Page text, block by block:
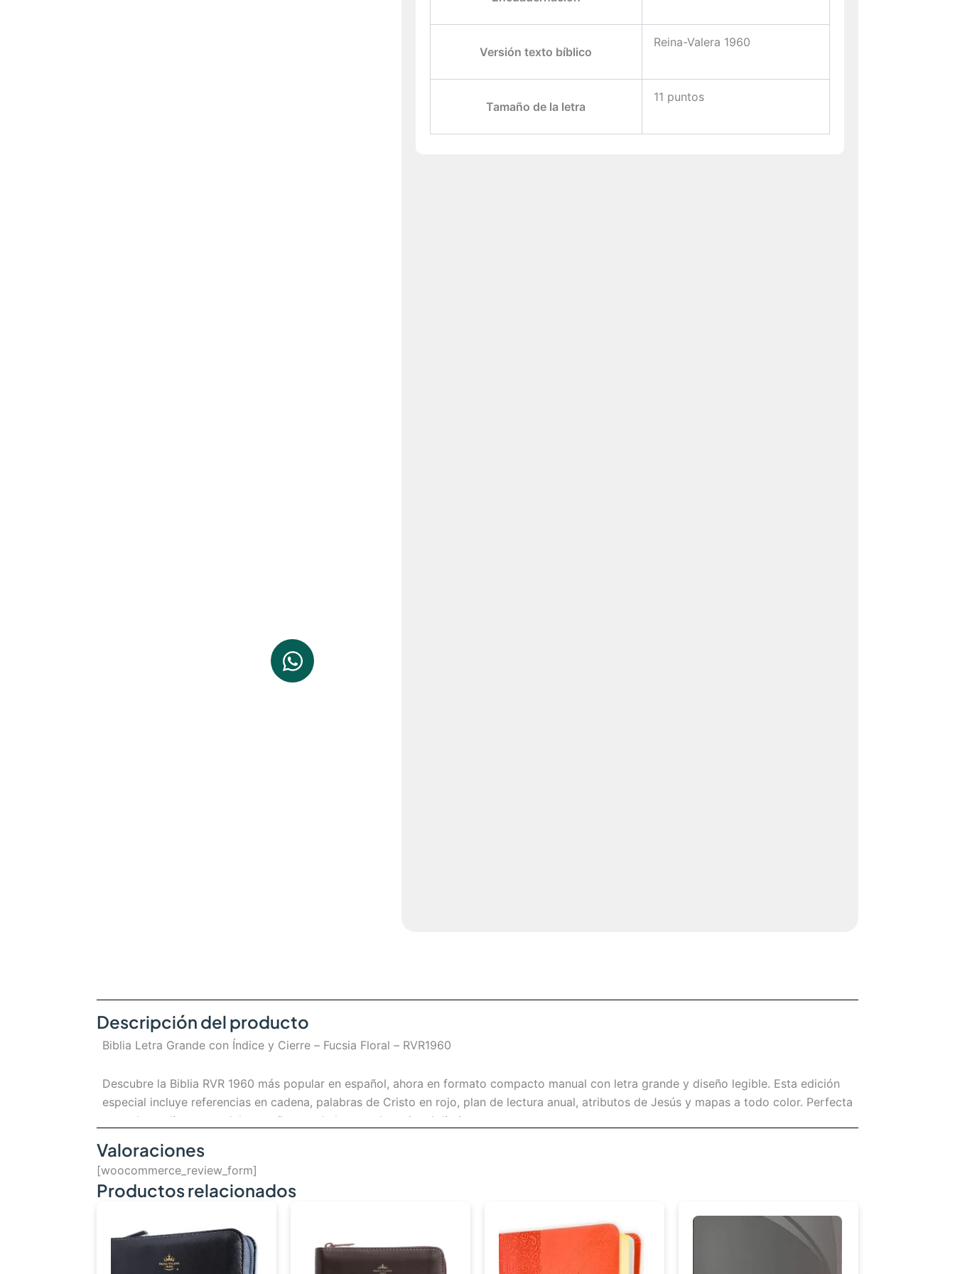
Versión texto bíblico
Reina-Valera 1960
Tamaño de la letra
11 puntos
Descripción del producto
Biblia Letra Grande con Índice y Cierre – Fucsia Floral – RVR1960
Descubre la Biblia RVR 1960 más popular en español, ahora en formato compacto manual con letra grande y diseño legible. Esta edición
especial incluye referencias en cadena, palabras de Cristo en rojo, plan de lectura anual, atributos de Jesús y mapas a todo color. Perfecta
para el estudio personal, la enseñanza y la lectura devocional diaria.
Con un tipo de letra exclusivo de Biblias Holman, esta Biblia ofrece una experiencia de lectura cómoda y estética. Su tamaño práctico
permite llevarla a todas partes, mientras que sus ayudas temáticas enriquecen tu comprensión de la Palabra. Ideal para líderes, maestros,
nuevos creyentes y cualquier persona que desee profundizar en la Reina Valera 1960, la versión más amada en el mundo hispano.
CONTENIDO
Valoraciones
[woocommerce_review_form]
Productos relacionados